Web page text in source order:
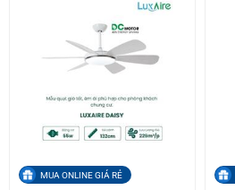
MUA ONLINE GIÁ RẺ